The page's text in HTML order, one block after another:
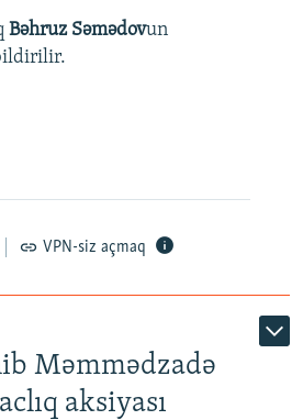
Bəhruz Səmədovun
VPN-siz açmaq
Məmmədzadə
aksiyası